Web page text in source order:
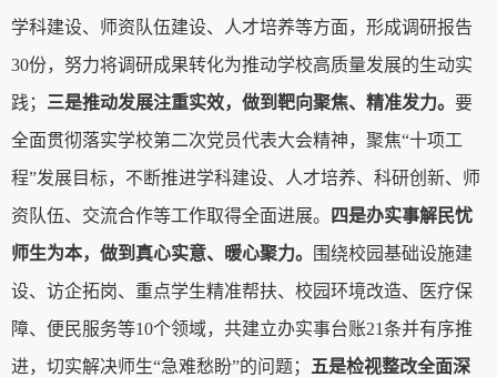
学科建设、师资队伍建设、人才培养等方面，形成调研报告
30份，努力将调研成果转化为推动学校高质量发展的生动实
践； 三是推动发展注重实效，做到靶向聚焦、精准发力。 要
全面贯彻落实学校第二次党员代表大会精神， 聚焦“十项工
程”发展目标， 不断推进学科建设、人才培养、科研创新、师
资队伍、交流合作等工作取得全面进展。
四是办实事解民忧
师生为本，做到真心实意、暖心聚力。
围绕校园基础设施建
设、访企拓岗、重点学生精准帮扶、校园环境改造、医疗保
障、便民服务等10个领域，共建立办实事台账21条并有序推
进，切实解决师生“急难愁盼”的问题；
五是检视整改全面深